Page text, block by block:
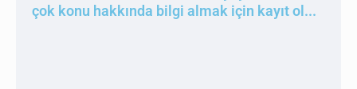
çok konu hakkında bilgi almak için kayıt ol...